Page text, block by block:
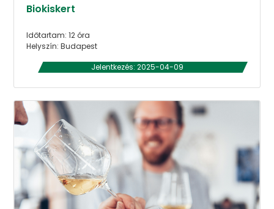
Biokiskert
Időtartam: 12 óra
Helyszín: Budapest
Jelentkezés: 2025-04-09